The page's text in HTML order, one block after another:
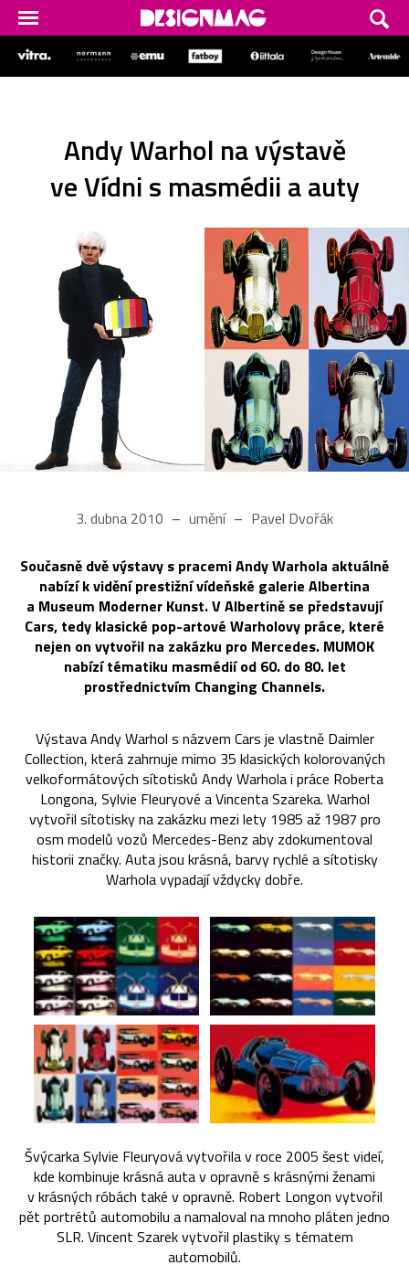
Andy Warhol na výstavě
ve Vídni s masmédii a auty
3. dubna 2010 umění Pavel Dvořák
Současně dvě výstavy s pracemi Andy Warhola aktuálně
nabízí k vidění prestižní vídeňské galerie Albertina
a Museum Moderner Kunst. V Albertině se představují
Cars, tedy klasické pop-artové Warholovy práce, které
nejen on vytvořil na zakázku pro Mercedes. MUMOK
nabízí tématiku masmédií od 60. do 80. let
prostřednictvím Changing Channels.
Výstava Andy Warhol s názvem Cars je vlastně Daimler
Collection, která zahrnuje mimo 35 klasických kolorovaných
velkoformátových sítotisků Andy Warhola i práce Roberta
Longona, Sylvie Fleuryové a Vincenta Szareka. Warhol
vytvořil sítotisky na zakázku mezi lety 1985 až 1987 pro
osm modelů vozů Mercedes-Benz aby zdokumentoval
historii značky. Auta jsou krásná, barvy rychlé a sítotisky
Warhola vypadají vždycky dobře.
Švýcarka Sylvie Fleuryová vytvořila v roce 2005 šest videí,
kde kombinuje krásná auta v opravně s krásnými ženami
v krásných róbách také v opravně. Robert Longon vytvořil
pět portrétů automobilu a namaloval na mnoho pláten jedno
SLR. Vincent Szarek vytvořil plastiky s tématem
automobilů.